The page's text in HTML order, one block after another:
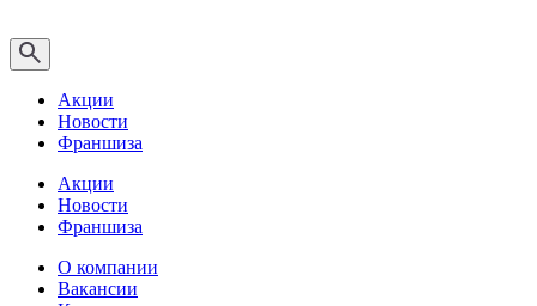
Акции
Новости
Франшиза
Акции
Новости
Франшиза
О компании
Вакансии